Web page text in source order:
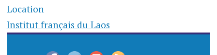
Location
Institut français du Laos